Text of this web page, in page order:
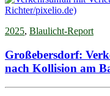
2025, Blaulicht-Report
Großebersdorf:
nach Kollision am